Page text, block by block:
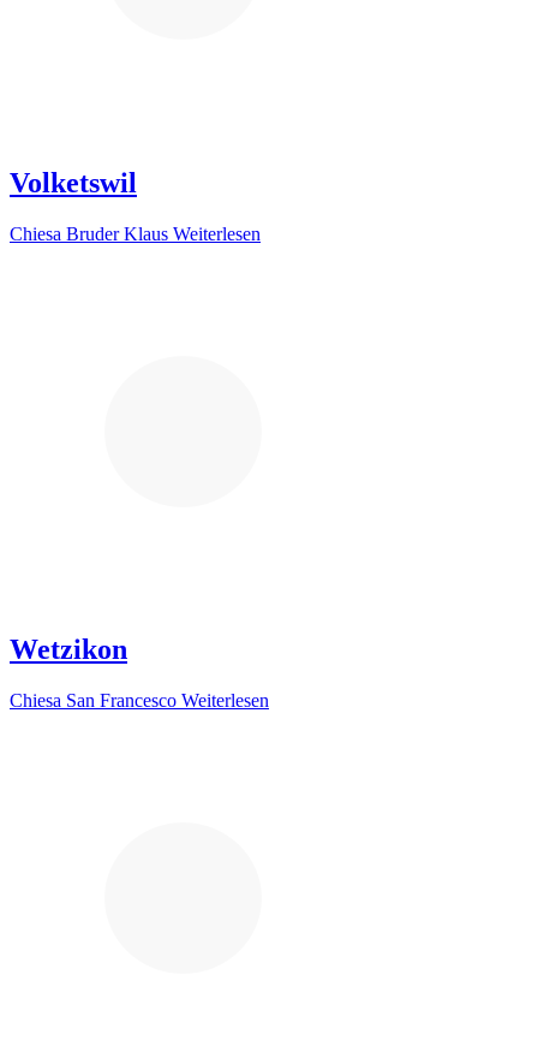
Volketswil
Chiesa Bruder Klaus Weiterlesen
Wetzikon
Chiesa San Francesco Weiterlesen